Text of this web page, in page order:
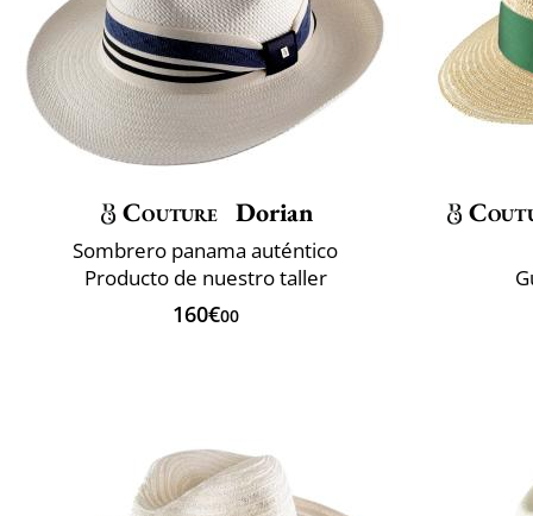
Couture Dorian
Sombrero panama auténtico
Producto de nuestro taller
160€00